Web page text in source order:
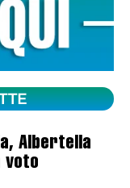
Albertella
voto